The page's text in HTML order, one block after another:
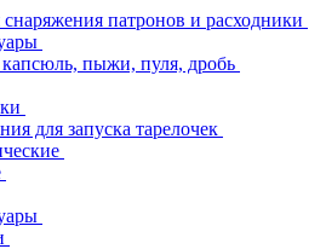
патронов и расходники
капсюль, пыжи, пуля, дробь
для запуска тарелочек